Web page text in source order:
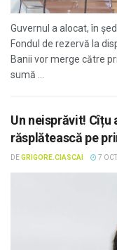
Guvernul a alocat, în
Fondul de rezervă la
Banii vor merge către
sumă ...
Un neisprăvit! Cîțu
răsplătească pe
DEGRIGORE.CIASCAI 7